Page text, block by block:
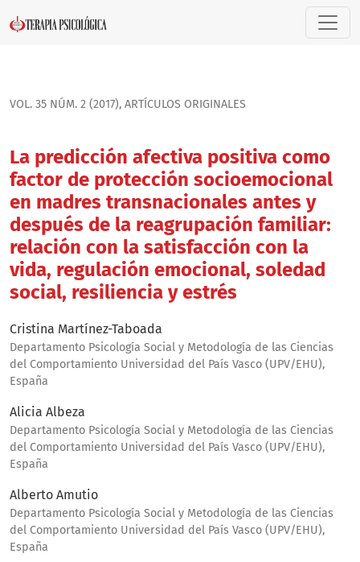
La predicción afectiva positiva como factor de
VOL. 35 NÚM. 2 (2017), ARTÍ­CULOS ORIGINALES
La predicción afectiva positiva como
factor de protección socioemocional
en madres transnacionales antes y
después de la reagrupación familiar:
relación con la satisfacción con la
vida, regulación emocional, soledad
social, resiliencia y estrés
Cristina Martínez-Taboada
Departamento Psicología Social y Metodología de las Ciencias
del Comportamiento Universidad del País Vasco (UPV/EHU),
España
Alicia Albeza
Departamento Psicología Social y Metodología de las Ciencias
del Comportamiento Universidad del País Vasco (UPV/EHU),
España
Alberto Amutio
Departamento Psicología Social y Metodología de las Ciencias
del Comportamiento Universidad del País Vasco (UPV/EHU),
España